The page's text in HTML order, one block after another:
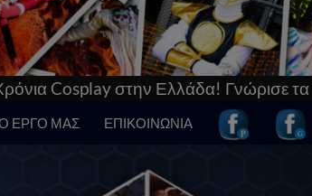
Γνώρισε τα πάντα γι’αυτό & μπες στο
ΕΡΓΟ ΜΑΣ ΕΠΙΚΟΙΝΩΝΙΑ